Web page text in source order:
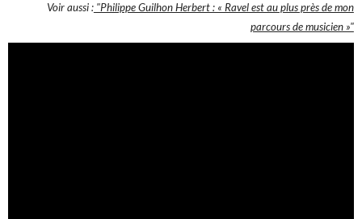
Voir aussi :"Philippe Guilhon Herbert : « Ravel est au plus près de mon
parcours de musicien »"